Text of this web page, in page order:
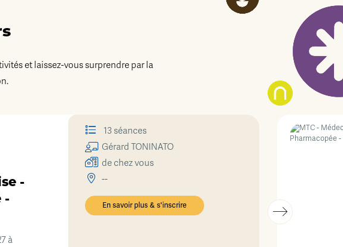
et laissez-vous surprendre par la
-
-
à
13 séances
Gérard TONINATO
de chez vous
--
En savoir plus & s'inscrire